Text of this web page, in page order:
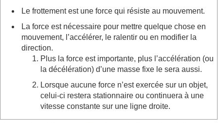
Le frottement est une force qui résiste au mouvement.
La force est nécessaire pour mettre quelque chose en
mouvement, l’accélérer, le ralentir ou en modifier la
direction.
Plus la force est importante, plus l’accélération (ou
la décélération) d’une masse fixe le sera aussi.
Lorsque aucune force n’est exercée sur un objet,
celui-ci restera stationnaire ou continuera à une
vitesse constante sur une ligne droite.